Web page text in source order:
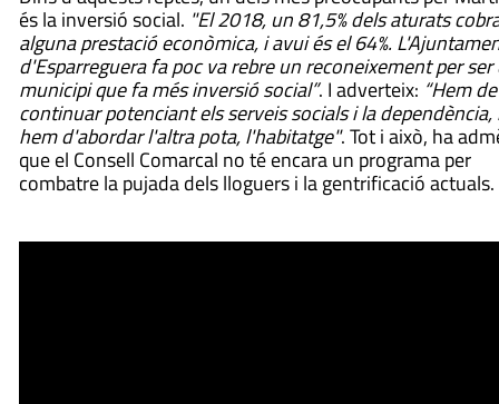
és la inversió social. "El 2018, un 81,5% dels aturats
alguna prestació econòmica, i avui és el 64%.
d'Esparreguera fa poc va rebre un reconeixement per ser
municipi que fa més inversió social”. I adverteix: “Hem de
continuar potenciant els serveis socials i la dependència,
hem d'abordar l'altra pota, l'habitatge". Tot i això, ha
que el Consell Comarcal no té encara un programa per
combatre la pujada dels lloguers i la gentrificació actuals.